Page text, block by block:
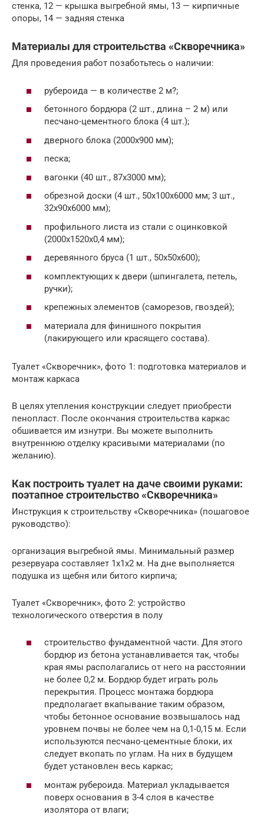
стенка, 12 — крышка выгребной ямы, 13 — кирпичные
опоры, 14 — задняя стенка
Материалы для строительства «Скворечника»
Для проведения работ позаботьтесь о наличии:
рубероида — в количестве 2 м?;
бетонного бордюра (2 шт., длина – 2 м) или
песчано-цементного блока (4 шт.);
дверного блока (2000х900 мм);
песка;
вагонки (40 шт., 87х3000 мм);
обрезной доски (4 шт., 50х100х6000 мм; 3 шт.,
32х90х6000 мм);
профильного листа из стали с оцинковкой
(2000х1520х0,4 мм);
деревянного бруса (1 шт., 50х50х600);
комплектующих к двери (шпингалета, петель,
ручки);
крепежных элементов (саморезов, гвоздей);
материала для финишного покрытия
(лакирующего или красящего состава).
Туалет «Скворечник», фото 1: подготовка материалов и
монтаж каркаса
В целях утепления конструкции следует приобрести
пенопласт. После окончания строительства каркас
обшивается им изнутри. Вы можете выполнить
внутреннюю отделку красивыми материалами (по
желанию).
Как построить туалет на даче своими руками:
поэтапное строительство «Скворечника»
Инструкция к строительству «Скворечника» (пошаговое
руководство):
организация выгребной ямы. Минимальный размер
резервуара составляет 1х1х2 м. На дне выполняется
подушка из щебня или битого кирпича;
Туалет «Скворечник», фото 2: устройство
технологического отверстия в полу
строительство фундаментной части. Для этого
бордюр из бетона устанавливается так, чтобы
края ямы располагались от него на расстоянии
не более 0,2 м. Бордюр будет играть роль
перекрытия. Процесс монтажа бордюра
предполагает вкапывание таким образом,
чтобы бетонное основание возвышалось над
уровнем почвы не более чем на 0,1-0,15 м. Если
используются песчано-цементные блоки, их
следует вкопать по углам. На них в будущем
будет установлен весь каркас;
монтаж рубероида. Материал укладывается
поверх основания в 3-4 слоя в качестве
изолятора от влаги;